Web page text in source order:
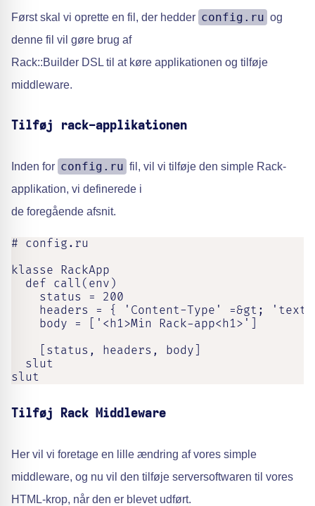
Først skal vi oprette en fil, der hedder config.ru og
denne fil vil gøre brug af
Rack::Builder DSL til at køre applikationen og tilføje
middleware.
Tilføj rack-applikationen
Inden for config.ru fil, vil vi tilføje den simple Rack-
applikation, vi definerede i
de foregående afsnit.
# config.ru
klasse RackApp
  def call(env)
    status = 200
headers = { 'Content-Type' =&gt;
    body = ['<h1>Min Rack-app<h1>']
    [status, headers, body]
  slut
slut
Tilføj Rack Middleware
Her vil vi foretage en lille ændring af vores simple
middleware, og nu vil den tilføje serversoftwaren til vores
HTML-krop, når den er blevet udført.